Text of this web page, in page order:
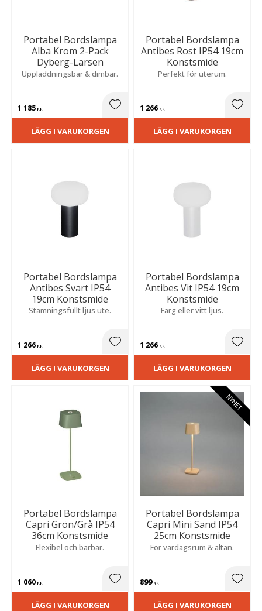
Portabel Bordslampa
Alba Krom 2-Pack
Dyberg-Larsen
Uppladdningsbar & dimbar.
1 185 KR Lägg till i favoriter
LÄGG I VARUKORGEN
Portabel Bordslampa
Antibes Rost IP54 19cm
Konstsmide
Perfekt för uterum.
1 266 KR
LÄGG I VARUKORGEN
Portabel Bordslampa
Antibes Svart IP54
19cm Konstsmide
Stämningsfullt ljus ute.
1 266 KR Lägg till i favoriter
LÄGG I VARUKORGEN
Portabel Bordslampa
Antibes Vit IP54 19cm
Konstsmide
Färg eller vitt ljus.
1 266 KR
LÄGG I VARUKORGEN
Portabel Bordslampa
Capri Grön/Grå IP54
36cm Konstsmide
Flexibel och bärbar.
1 060 KR Lägg till i favoriter
LÄGG I VARUKORGEN
Portabel Bordslampa
Capri Mini Sand IP54
25cm Konstsmide
För vardagsrum & altan.
899KR
NYHET
LÄGG I VARUKORGEN